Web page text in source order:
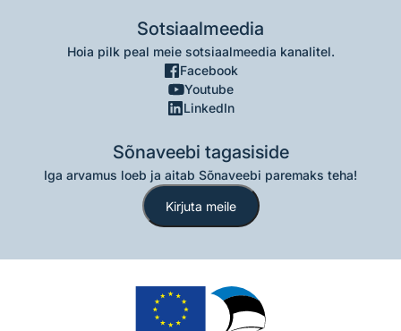
Sotsiaalmeedia
Hoia pilk peal meie sotsiaalmeedia kanalitel.
Facebook
Youtube
LinkedIn
Sõnaveebi tagasiside
Iga arvamus loeb ja aitab Sõnaveebi paremaks teha!
Kirjuta meile